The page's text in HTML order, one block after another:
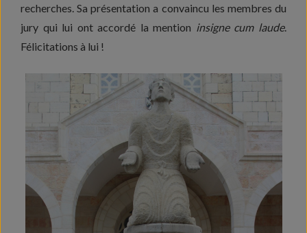
recherches. Sa présentation a convaincu les membres du
jury qui lui ont accordé la mention insigne cum laude.
Félicitations à lui !